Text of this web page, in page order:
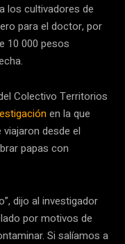
los cultivadores de
para el doctor, por
10 000 pesos
Colectivo Territorios
en la que
desde el
papas con
dijo al investigador
por motivos de
Si salíamos a